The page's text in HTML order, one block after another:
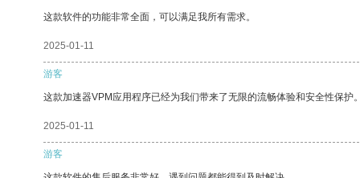
这款软件的功能非常全面，可以满足我所有需求。
2025-01-11
游客
这款加速器VPM应用程序已经为我们带来了无限的流畅体验和安全性保护。
2025-01-11
游客